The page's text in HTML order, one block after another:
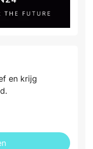
en krijg